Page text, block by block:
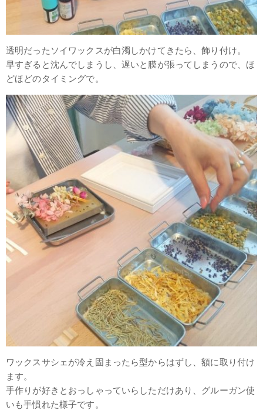
透明だったソイワックスが白濁しかけてきたら、飾り付け。
早すぎると沈んでしまうし、遅いと膜が張ってしまうので、ほ
どほどのタイミングで。
ワックスサシェが冷え固まったら型からはずし、額に取り付け
ます。
手作りが好きとおっしゃっていらしただけあり、グルーガン使
いも手慣れた様子です。